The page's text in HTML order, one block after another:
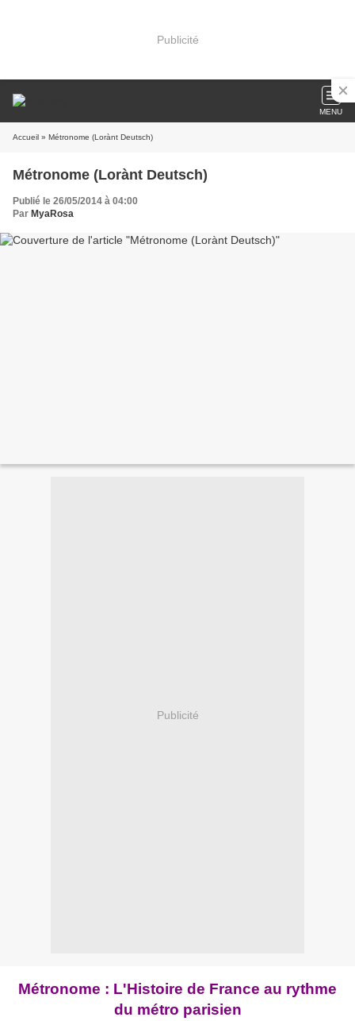
Publicité
MENU
Accueil » Métronome (Lorànt Deutsch)
Métronome (Lorànt Deutsch)
Publié le 26/05/2014 à 04:00
Par MyaRosa
Publicité
Métronome : L'Histoire de France au rythme
du métro parisien